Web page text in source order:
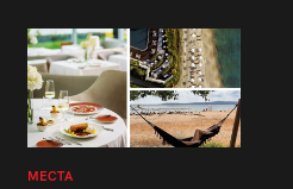
МЕСТА